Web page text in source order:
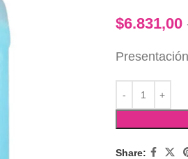
$6.831,00
Share: